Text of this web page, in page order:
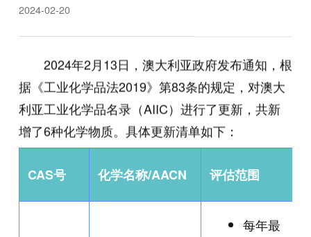
2024-02-20
2024年2月13日，澳大利亚政府发布通知，根
据《工业化学品法2019》第83条的规定，对澳大
利亚工业化学品名录（AIIC）进行了更新，共新
增了6种化学物质。具体更新清单如下：
CAS号 化学名称/AACN 评估范围
每年最